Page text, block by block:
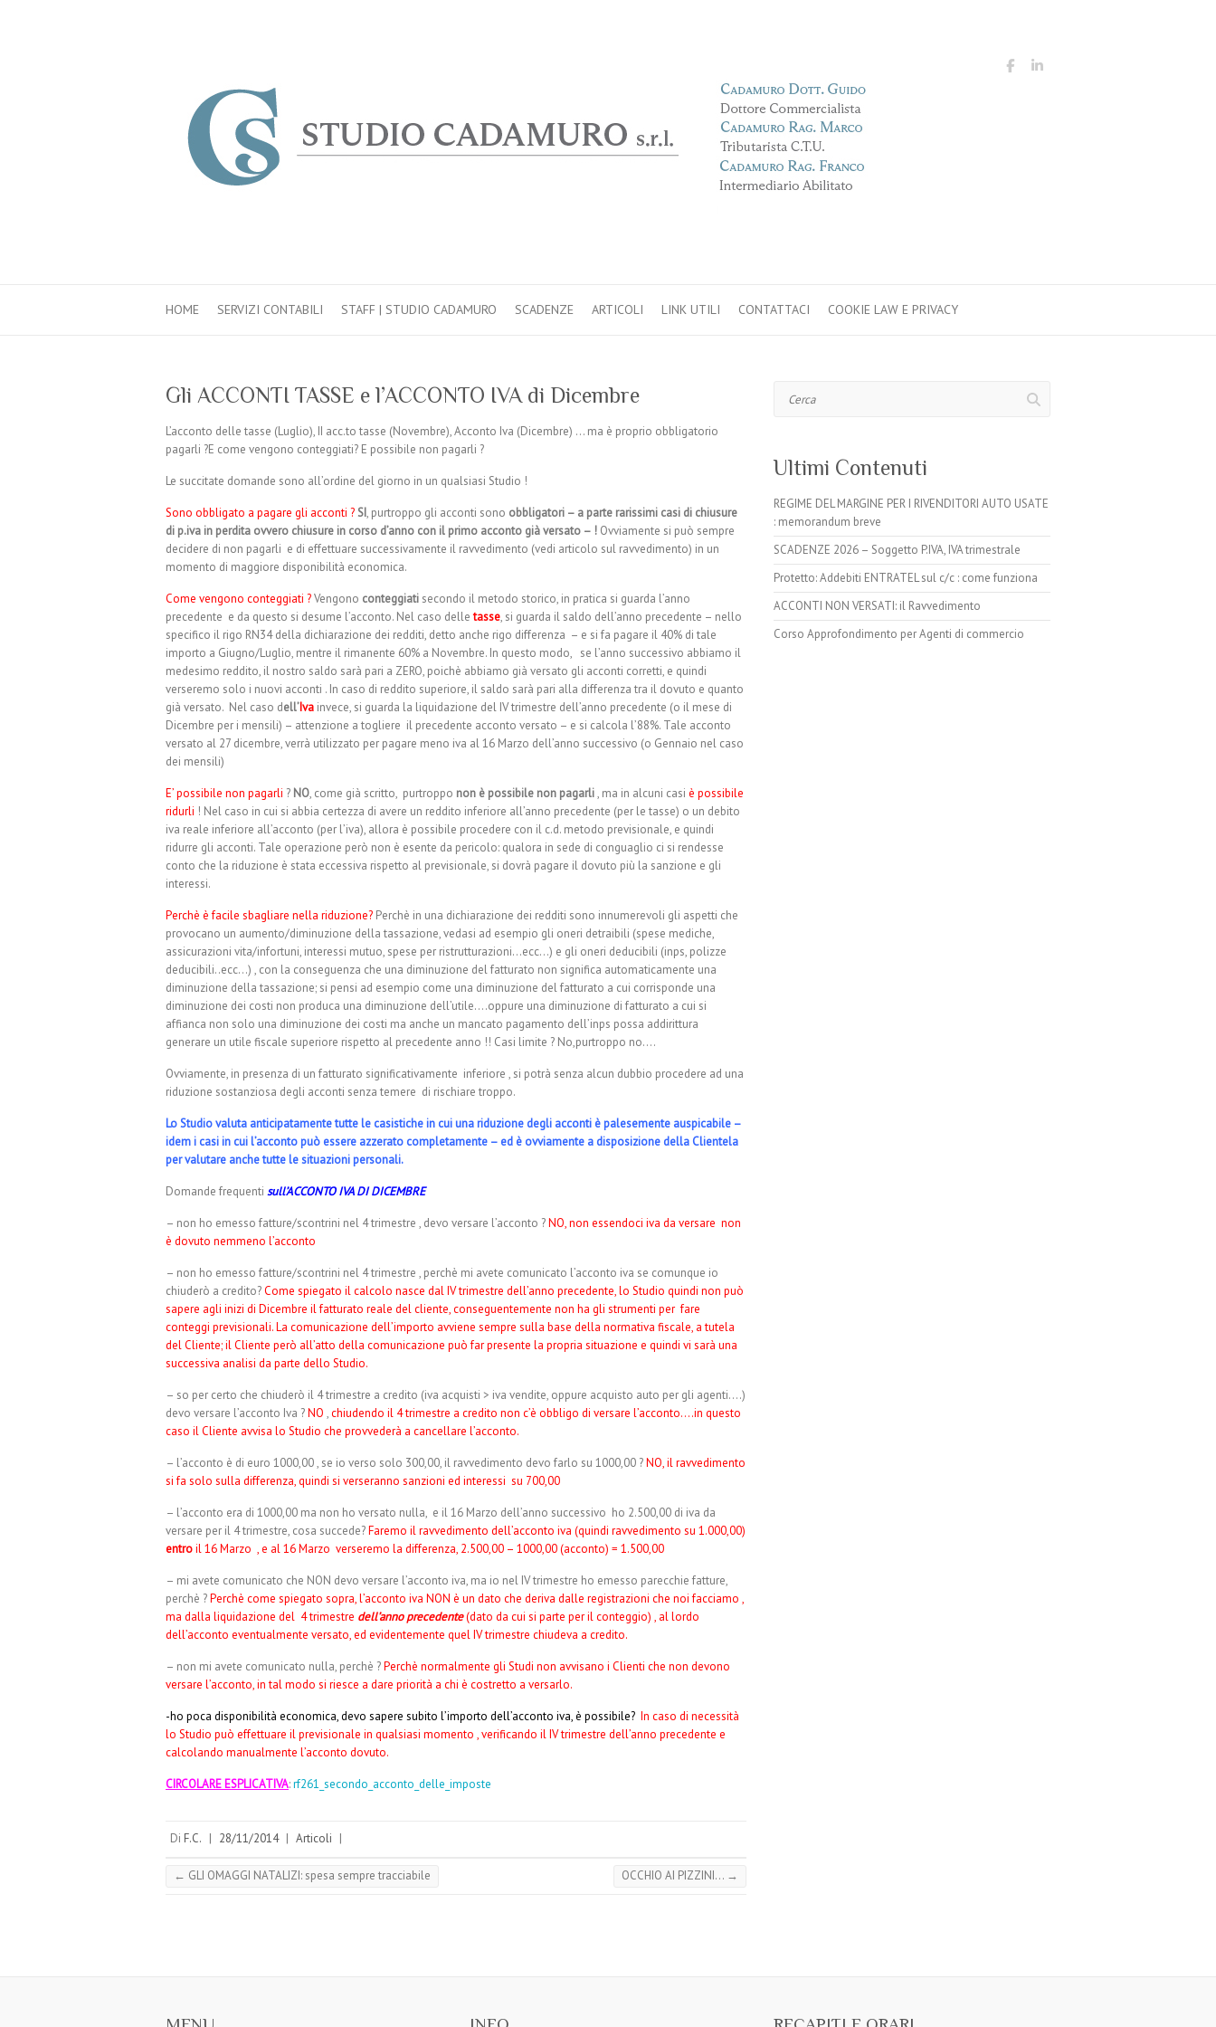
HOME SERVIZI CONTABILI STAFF | STUDIO CADAMURO SCADENZE ARTICOLI LINK UTILI CONTATTACI COOKIE LAW E PRIVACY
Gli ACCONTI TASSE e l’ACCONTO IVA di Dicembre
L’acconto delle tasse (Luglio), II acc.to tasse (Novembre), Acconto Iva (Dicembre) … ma è proprio obbligatorio
pagarli ?E come vengono conteggiati? E possibile non pagarli ?
Le succitate domande sono all’ordine del giorno in un qualsiasi Studio !
Sono obbligato a pagare gli acconti ? SI, purtroppo gli acconti sono obbligatori – a parte rarissimi casi di chiusure
di p.iva in perdita ovvero chiusure in corso d’anno con il primo acconto già versato – ! Ovviamente si può sempre
decidere di non pagarli e di effettuare successivamente il ravvedimento (vedi articolo sul ravvedimento) in un
momento di maggiore disponibilità economica.
Come vengono conteggiati ?Vengono conteggiati secondo il metodo storico, in pratica si guarda l’anno
precedente e da questo si desume l’acconto. Nel caso delletasse, si guarda il saldo dell’anno precedente – nello
specifico il rigo RN34 della dichiarazione dei redditi, detto anche rigo differenza – e si fa pagare il 40% di tale
importo a Giugno/Luglio, mentre il rimanente 60% a Novembre. In questo modo, se l’anno successivo abbiamo il
medesimo reddito, il nostro saldo sarà pari a ZERO, poichè abbiamo già versato gli acconti corretti, e quindi
verseremo solo i nuovi acconti . In caso di reddito superiore, il saldo sarà pari alla differenza tra il dovuto e quanto
già versato. Nel caso dell’Iva invece, si guarda la liquidazione del IV trimestre dell’anno precedente (o il mese di
Dicembre per i mensili) – attenzione a togliere il precedente acconto versato – e si calcola l’88%. Tale acconto
versato al 27 dicembre, verrà utilizzato per pagare meno iva al 16 Marzo dell’anno successivo (o Gennaio nel caso
dei mensili)
E’ possibile non pagarli ? NO, come già scritto, purtroppo non è possibile non pagarli, ma in alcuni casi è possibile
ridurli ! Nel caso in cui si abbia certezza di avere un reddito inferiore all’anno precedente (per le tasse) o un debito
iva reale inferiore all’acconto (per l’iva), allora è possibile procedere con il c.d. metodo previsionale, e quindi
ridurre gli acconti. Tale operazione però non è esente da pericolo: qualora in sede di conguaglio ci si rendesse
conto che la riduzione è stata eccessiva rispetto al previsionale, si dovrà pagare il dovuto più la sanzione e gli
interessi.
Perchè è facile sbagliare nella riduzione? Perchè in una dichiarazione dei redditi sono innumerevoli gli aspetti che
provocano un aumento/diminuzione della tassazione, vedasi ad esempio gli oneri detraibili (spese mediche,
assicurazioni vita/infortuni, interessi mutuo, spese per ristrutturazioni…ecc…) e gli oneri deducibili (inps, polizze
deducibili..ecc…) , con la conseguenza che una diminuzione del fatturato non significa automaticamente una
diminuzione della tassazione; si pensi ad esempio come una diminuzione del fatturato a cui corrisponde una
diminuzione dei costi non produca una diminuzione dell’utile….oppure una diminuzione di fatturato a cui si
affianca non solo una diminuzione dei costi ma anche un mancato pagamento dell’inps possa addirittura
generare un utile fiscale superiore rispetto al precedente anno !! Casi limite ? No,purtroppo no….
Ovviamente, in presenza di un fatturato significativamente inferiore , si potrà senza alcun dubbio procedere ad una
riduzione sostanziosa degli acconti senza temere di rischiare troppo.
Lo Studio valuta anticipatamente tutte le casistiche in cui una riduzione degli acconti è palesemente auspicabile –
idem i casi in cui l’acconto può essere azzerato completamente – ed è ovviamente a disposizione della Clientela
per valutare anche tutte le situazioni personali.
Domande frequenti sull’ACCONTO IVA DI DICEMBRE
– non ho emesso fatture/scontrini nel 4 trimestre , devo versare l’acconto ?NO, non essendoci iva da versare non
è dovuto nemmeno l’acconto
– non ho emesso fatture/scontrini nel 4 trimestre , perchè mi avete comunicato l’acconto iva se comunque io
chiuderò a credito?Come spiegato il calcolo nasce dal IV trimestre dell’anno precedente, lo Studio quindi non può
sapere agli inizi di Dicembre il fatturato reale del cliente, conseguentemente non ha gli strumenti per fare
conteggi previsionali. La comunicazione dell’importo avviene sempre sulla base della normativa fiscale, a tutela
del Cliente; il Cliente però all’atto della comunicazione può far presente la propria situazione e quindi vi sarà una
successiva analisi da parte dello Studio.
– so per certo che chiuderò il 4 trimestre a credito (iva acquisti > iva vendite, oppure acquisto auto per gli agenti….)
devo versare l’acconto Iva ?NO ,chiudendo il 4 trimestre a credito non c’è obbligo di versare l’acconto….in questo
caso il Cliente avvisa lo Studio che provvederà a cancellare l’acconto.
– l’acconto è di euro 1000,00 , se io verso solo 300,00, il ravvedimento devo farlo su 1000,00 ?NO, il ravvedimento
si fa solo sulla differenza, quindi si verseranno sanzioni ed interessi su 700,00
– l’acconto era di 1000,00 ma non ho versato nulla, e il 16 Marzo dell’anno successivo ho 2.500,00 di iva da
versare per il 4 trimestre, cosa succede?Faremo il ravvedimento dell’acconto iva (quindi ravvedimento su 1.000,00)
entroil 16 Marzo , e al 16 Marzo verseremo la differenza, 2.500,00 – 1000,00 (acconto) = 1.500,00
– mi avete comunicato che NON devo versare l’acconto iva, ma io nel IV trimestre ho emesso parecchie fatture,
perchè ?Perchè come spiegato sopra, l’acconto iva NON è un dato che deriva dalle registrazioni che noi facciamo ,
ma dalla liquidazione del 4 trimestre dell’anno precedente(dato da cui si parte per il conteggio) , al lordo
dell’acconto eventualmente versato, ed evidentemente quel IV trimestre chiudeva a credito.
– non mi avete comunicato nulla, perchè ?Perchè normalmente gli Studi non avvisano i Clienti che non devono
versare l’acconto, in tal modo si riesce a dare priorità a chi è costretto a versarlo.
-ho poca disponibilità economica, devo sapere subito l’importo dell’acconto iva, è possibile? In caso di necessità
lo Studio può effettuare il previsionale in qualsiasi momento , verificando il IV trimestre dell’anno precedente e
calcolando manualmente l’acconto dovuto.
CIRCOLARE ESPLICATIVA:rf261_secondo_acconto_delle_imposte
Di F.C. | 28/11/2014 | Articoli |
← GLI OMAGGI NATALIZI: spesa sempre tracciabile OCCHIO AI PIZZINI… →
Ultimi Contenuti
REGIME DEL MARGINE PER I RIVENDITORI AUTO USATE
: memorandum breve
SCADENZE 2026 – Soggetto P.IVA, IVA trimestrale
Protetto: Addebiti ENTRATEL sul c/c : come funziona
ACCONTI NON VERSATI: il Ravvedimento
Corso Approfondimento per Agenti di commercio